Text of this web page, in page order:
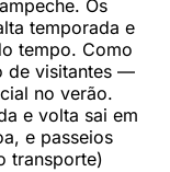
Os
temporada e
tempo. Como
de visitantes —
no verão.
e volta sai em
e passeios
transporte)